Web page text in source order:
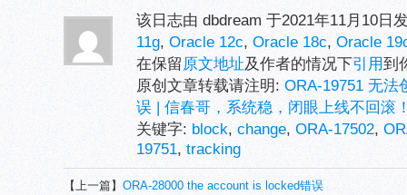
该日志由 dbdream 于2021年11月10日
11g, Oracle 12c, Oracle 18c, Oracle
在保留 原文地址及作者的情况下引用到
原创文章转载请注明: ORA-19751 无法
误 | 信春哥，系统稳，闭眼上线不回滚
关键字: block, change, ORA-17502,
19751, tracking
【上一篇】 ORA-28000 the account is locked错误